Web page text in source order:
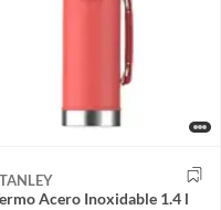
Acero Inoxidable 1.4 l